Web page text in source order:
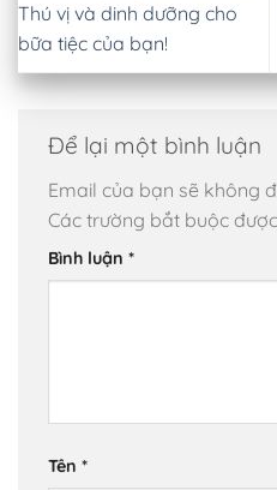
Thú vị và dinh dưỡng cho
bữa tiệc của bạn!
Để lại một bình luận
Email của bạn sẽ không
Các trường bắt buộc
Bình luận *
Tên *